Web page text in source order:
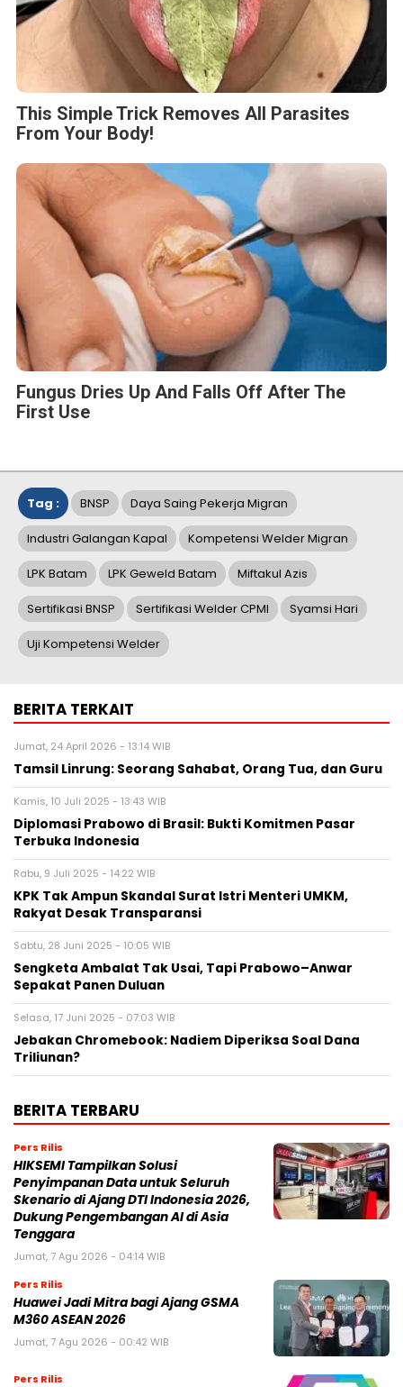
This Simple Trick Removes All Parasites
From Your Body!
Fungus Dries Up And Falls Off After The
First Use
Tag : BNSP Daya Saing Pekerja Migran
Industri Galangan Kapal Kompetensi Welder Migran
LPK Batam LPK Geweld Batam Miftakul Azis
Sertifikasi BNSP Sertifikasi Welder CPMI Syamsi Hari
Uji Kompetensi Welder
BERITA TERKAIT
Jumat, 24 April 2026 - 13:14 WIB
Tamsil Linrung: Seorang Sahabat, Orang Tua, dan Guru
Kamis, 10 Juli 2025 - 13:43 WIB
Diplomasi Prabowo di Brasil: Bukti Komitmen Pasar
Terbuka Indonesia
Rabu, 9 Juli 2025 - 14:22 WIB
KPK Tak Ampun Skandal Surat Istri Menteri UMKM,
Rakyat Desak Transparansi
Sabtu, 28 Juni 2025 - 10:05 WIB
Sengketa Ambalat Tak Usai, Tapi Prabowo–Anwar
Sepakat Panen Duluan
Selasa, 17 Juni 2025 - 07:03 WIB
Jebakan Chromebook: Nadiem Diperiksa Soal Dana
Triliunan?
BERITA TERBARU
Pers Rilis
HIKSEMI Tampilkan Solusi
Penyimpanan Data untuk Seluruh
Skenario di Ajang DTI Indonesia 2026,
Dukung Pengembangan AI di Asia
Tenggara
Jumat, 7 Agu 2026 - 04:14 WIB
Pers Rilis
Huawei Jadi Mitra bagi Ajang GSMA
M360 ASEAN 2026
Jumat, 7 Agu 2026 - 00:42 WIB
Pers Rilis